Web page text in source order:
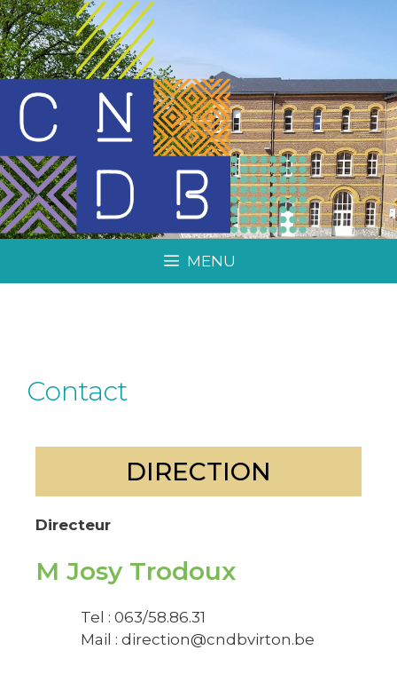
MENU
Contact
DIRECTION
Directeur
M Josy Trodoux
Tel : 063/58.86.31
Mail : direction@cndbvirton.be